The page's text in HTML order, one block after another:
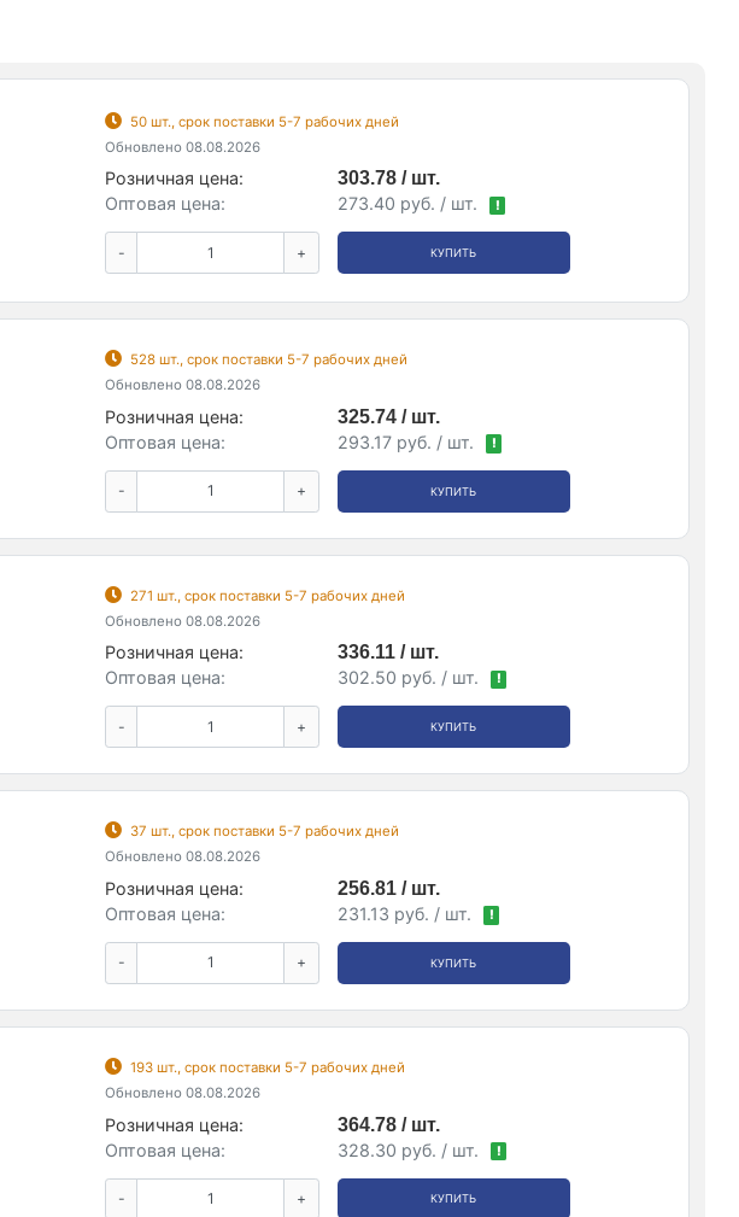
50 шт., срок поставки 5-7 рабочих дней
Обновлено 08.08.2026
Розничная цена:
303.78 / шт.
Оптовая цена:
273.40 руб. / шт. !
- + КУПИТЬ
528 шт., срок поставки 5-7 рабочих дней
Обновлено 08.08.2026
Розничная цена:
325.74 / шт.
Оптовая цена:
293.17 руб. / шт. !
- + КУПИТЬ
271 шт., срок поставки 5-7 рабочих дней
Обновлено 08.08.2026
Розничная цена:
336.11 / шт.
Оптовая цена:
302.50 руб. / шт. !
- + КУПИТЬ
37 шт., срок поставки 5-7 рабочих дней
Обновлено 08.08.2026
Розничная цена:
256.81 / шт.
Оптовая цена:
231.13 руб. / шт. !
- + КУПИТЬ
193 шт., срок поставки 5-7 рабочих дней
Обновлено 08.08.2026
Розничная цена:
364.78 / шт.
Оптовая цена:
328.30 руб. / шт. !
- + КУПИТЬ